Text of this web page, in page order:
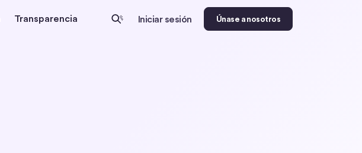
Transparencia Iniciar sesión Únase a nosotros